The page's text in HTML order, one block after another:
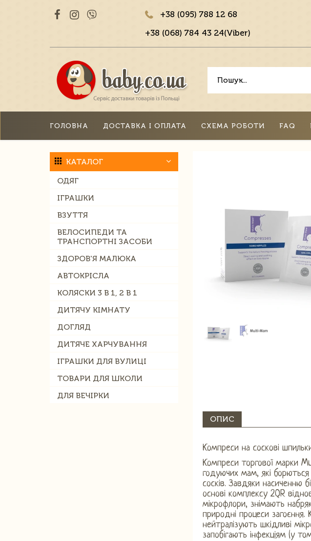
+38 (095) 788 12 68
+38 (068) 784 43 24(Viber)
ГОЛОВНА ДОСТАВКА І ОПЛАТА СХЕМА РОБОТИ FAQ
КАТАЛОГ
ОДЯГ
ІГРАШКИ
ВЗУТТЯ
ВЕЛОСИПЕДИ ТА
ТРАНСПОРТНІ ЗАСОБИ
ЗДОРОВ'Я МАЛЮКА
АВТОКРІСЛА
КОЛЯСКИ 3 В 1, 2 В 1
ДИТЯЧУ КІМНАТУ
ДОГЛЯД
ДИТЯЧЕ ХАРЧУВАННЯ
ІГРАШКИ ДЛЯ ВУЛИЦІ
ТОВАРИ ДЛЯ ШКОЛИ
ДЛЯ ВЕЧІРКИ
ОПИС
Компреси на соскові
Компреси торгової марки
годуючих мам, які
сосків. Завдяки насиченню
основі комплексу 2QR
мікрофлори, знімають
природні процеси загоєння.
нейтралізують шкідливі
запобігають інфекціям (у